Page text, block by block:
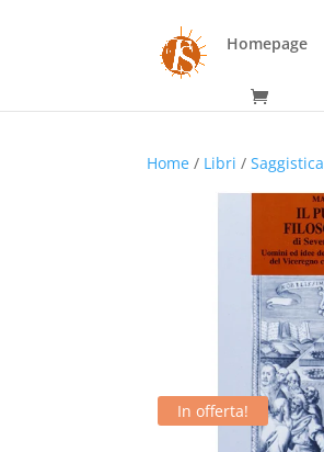
Homepage
Home / Libri /Saggistica
In offerta!